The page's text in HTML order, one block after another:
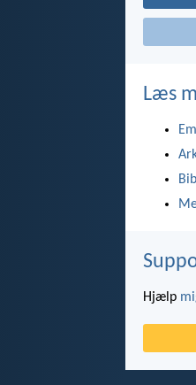
Læs
Hjælp